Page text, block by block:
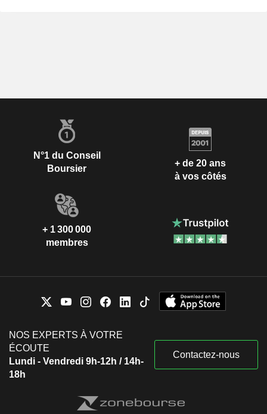
N°1 du Conseil
Boursier
+ de 20 ans
à vos côtés
+ 1 300 000
membres
NOS EXPERTS À VOTRE
ÉCOUTE
Lundi - Vendredi 9h-12h / 14h-
18h
Contactez-nous